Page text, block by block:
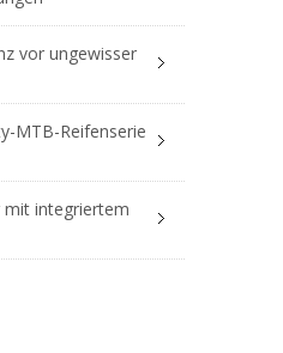
vor ungewisser
MTB-Reifenserie
mit integriertem